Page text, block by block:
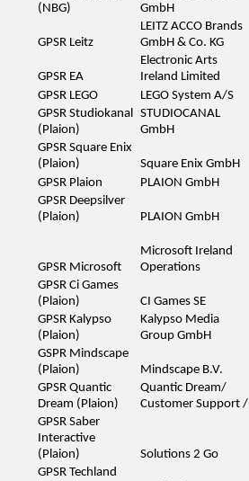
(NBG)
GmbH
GPSR Leitz
LEITZ ACCO Brands
GmbH & Co. KG
GPSR EA
Electronic Arts
Ireland Limited
GPSR LEGO
LEGO System A/S
GPSR Studiokanal
(Plaion)
STUDIOCANAL
GmbH
GPSR Square Enix
(Plaion)
Square Enix GmbH
GPSR Plaion
PLAION GmbH
GPSR Deepsilver
(Plaion)
PLAION GmbH
GPSR Microsoft
Microsoft Ireland
Operations
GPSR Ci Games
(Plaion)
CI Games SE
GPSR Kalypso
(Plaion)
Kalypso Media
Group GmbH
GSPR Mindscape
(Plaion)
Mindscape B.V.
GPSR Quantic
Dream (Plaion)
Quantic Dream/
Customer Support /
GPSR Saber
Interactive
(Plaion)
Solutions 2 Go
GPSR Techland